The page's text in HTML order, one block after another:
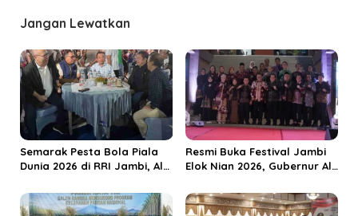
g
a
s
i
p
o
s
Jangan Lewatkan
Semarak Pesta Bola Piala
Dunia 2026 di RRI Jambi, Al
Ekonomi Rakyat
Resmi Buka Festival Jambi
Elok Nian 2026, Gubernur Al
Jadi Destinasi Wisata
Budaya Unggulan